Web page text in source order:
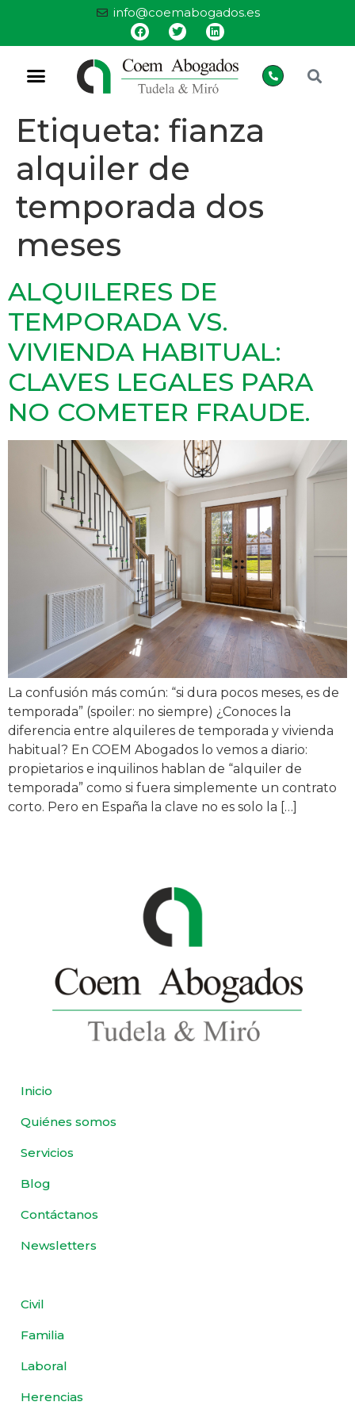
info@coemabogados.es
Etiqueta: fianza
alquiler de
temporada dos
meses
ALQUILERES DE
TEMPORADA VS.
VIVIENDA HABITUAL:
CLAVES LEGALES PARA
NO COMETER FRAUDE.
La confusión más común: “si dura pocos meses, es de
temporada” (spoiler: no siempre) ¿Conoces la
diferencia entre alquileres de temporada y vivienda
habitual? En COEM Abogados lo vemos a diario:
propietarios e inquilinos hablan de “alquiler de
temporada” como si fuera simplemente un contrato
corto. Pero en España la clave no es solo la […]
Inicio
Quiénes somos
Servicios
Blog
Contáctanos
Newsletters
Civil
Familia
Laboral
Herencias